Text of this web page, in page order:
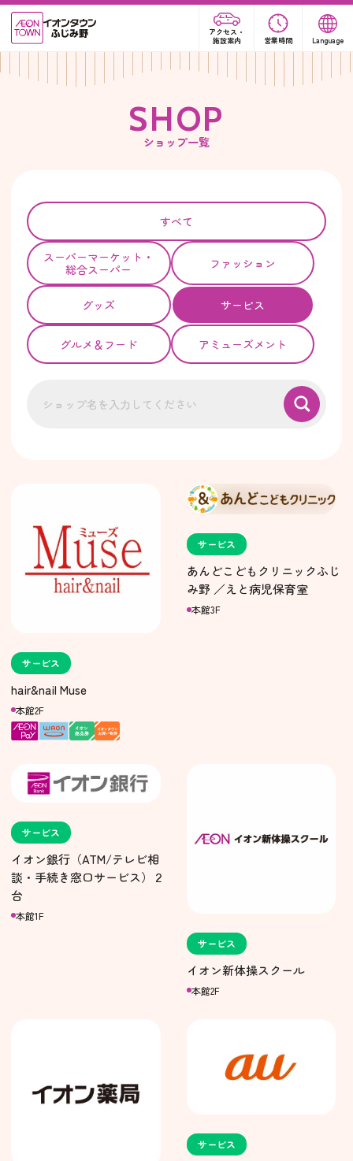
アクセス・
施設案内
営業時間 Language
SHOP
ショップ一覧
すべて
スーパーマーケット・
総合スーパー
ファッション
グッズ サービス
グルメ＆フード アミューズメント
サービス
hair&nail Muse
本館2F
サービス
あんどこどもクリニックふじ
み野 ／えと病児保育室
本館3F
サービス
イオン銀行（ATM/テレビ相
談・手続き窓口サービス）２
台
本館1F
サービス
イオン新体操スクール
本館2F
サービス